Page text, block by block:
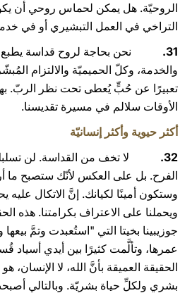
الروحيّة. هل يمكن لحماس روحي أن
التراخي في العمل التبشيري أو في
31.
نحن بحاجة لروح قداسة
والخدمة، وكلّ الحميميّة والالتزام
تعبيرًا عن حُبٍّ يُعطى تحت نظر الربّ.
الأوقات سلالم في مسيرة تقديسنا.
أكثر حيوية وأكثر إنسانيّة
32.
لا تخف من القداسة. لن
الفرح. بل على العكس لأنّك ستصبح ما
وستكون أمينًا لكيانك. إنَّ الاتكال عليه
ويحملنا على الاعتراف بكرامتنا. هذه
جوزيبينا بخيتا التي "استُعبدت وتمَّ
عمرها، وتألَّمت كثيرًا بين أيدي أسياد
الحقيقة العميقة بأنَّ الله، لا الإنسان،
بشري ولكلِّ حياة بشريّة. وبالتالي